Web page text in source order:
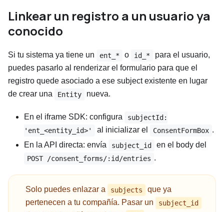
Linkear un registro a un usuario ya
conocido
Si tu sistema ya tiene un ent_* o id_*
para el usuario,
puedes pasarlo al renderizar el formulario para que el
registro quede asociado a ese subject existente en lugar
de crear una
Entity nueva.
En el iframe SDK: configura
subjectId:
'ent_<entity_id>'
al inicializar el ConsentFormBox .
En la API directa: envía
subject_id en el body del
POST /consent_forms/:id/entries .
Solo puedes enlazar a subjects
que ya
pertenecen a tu compañía. Pasar un
subject_id